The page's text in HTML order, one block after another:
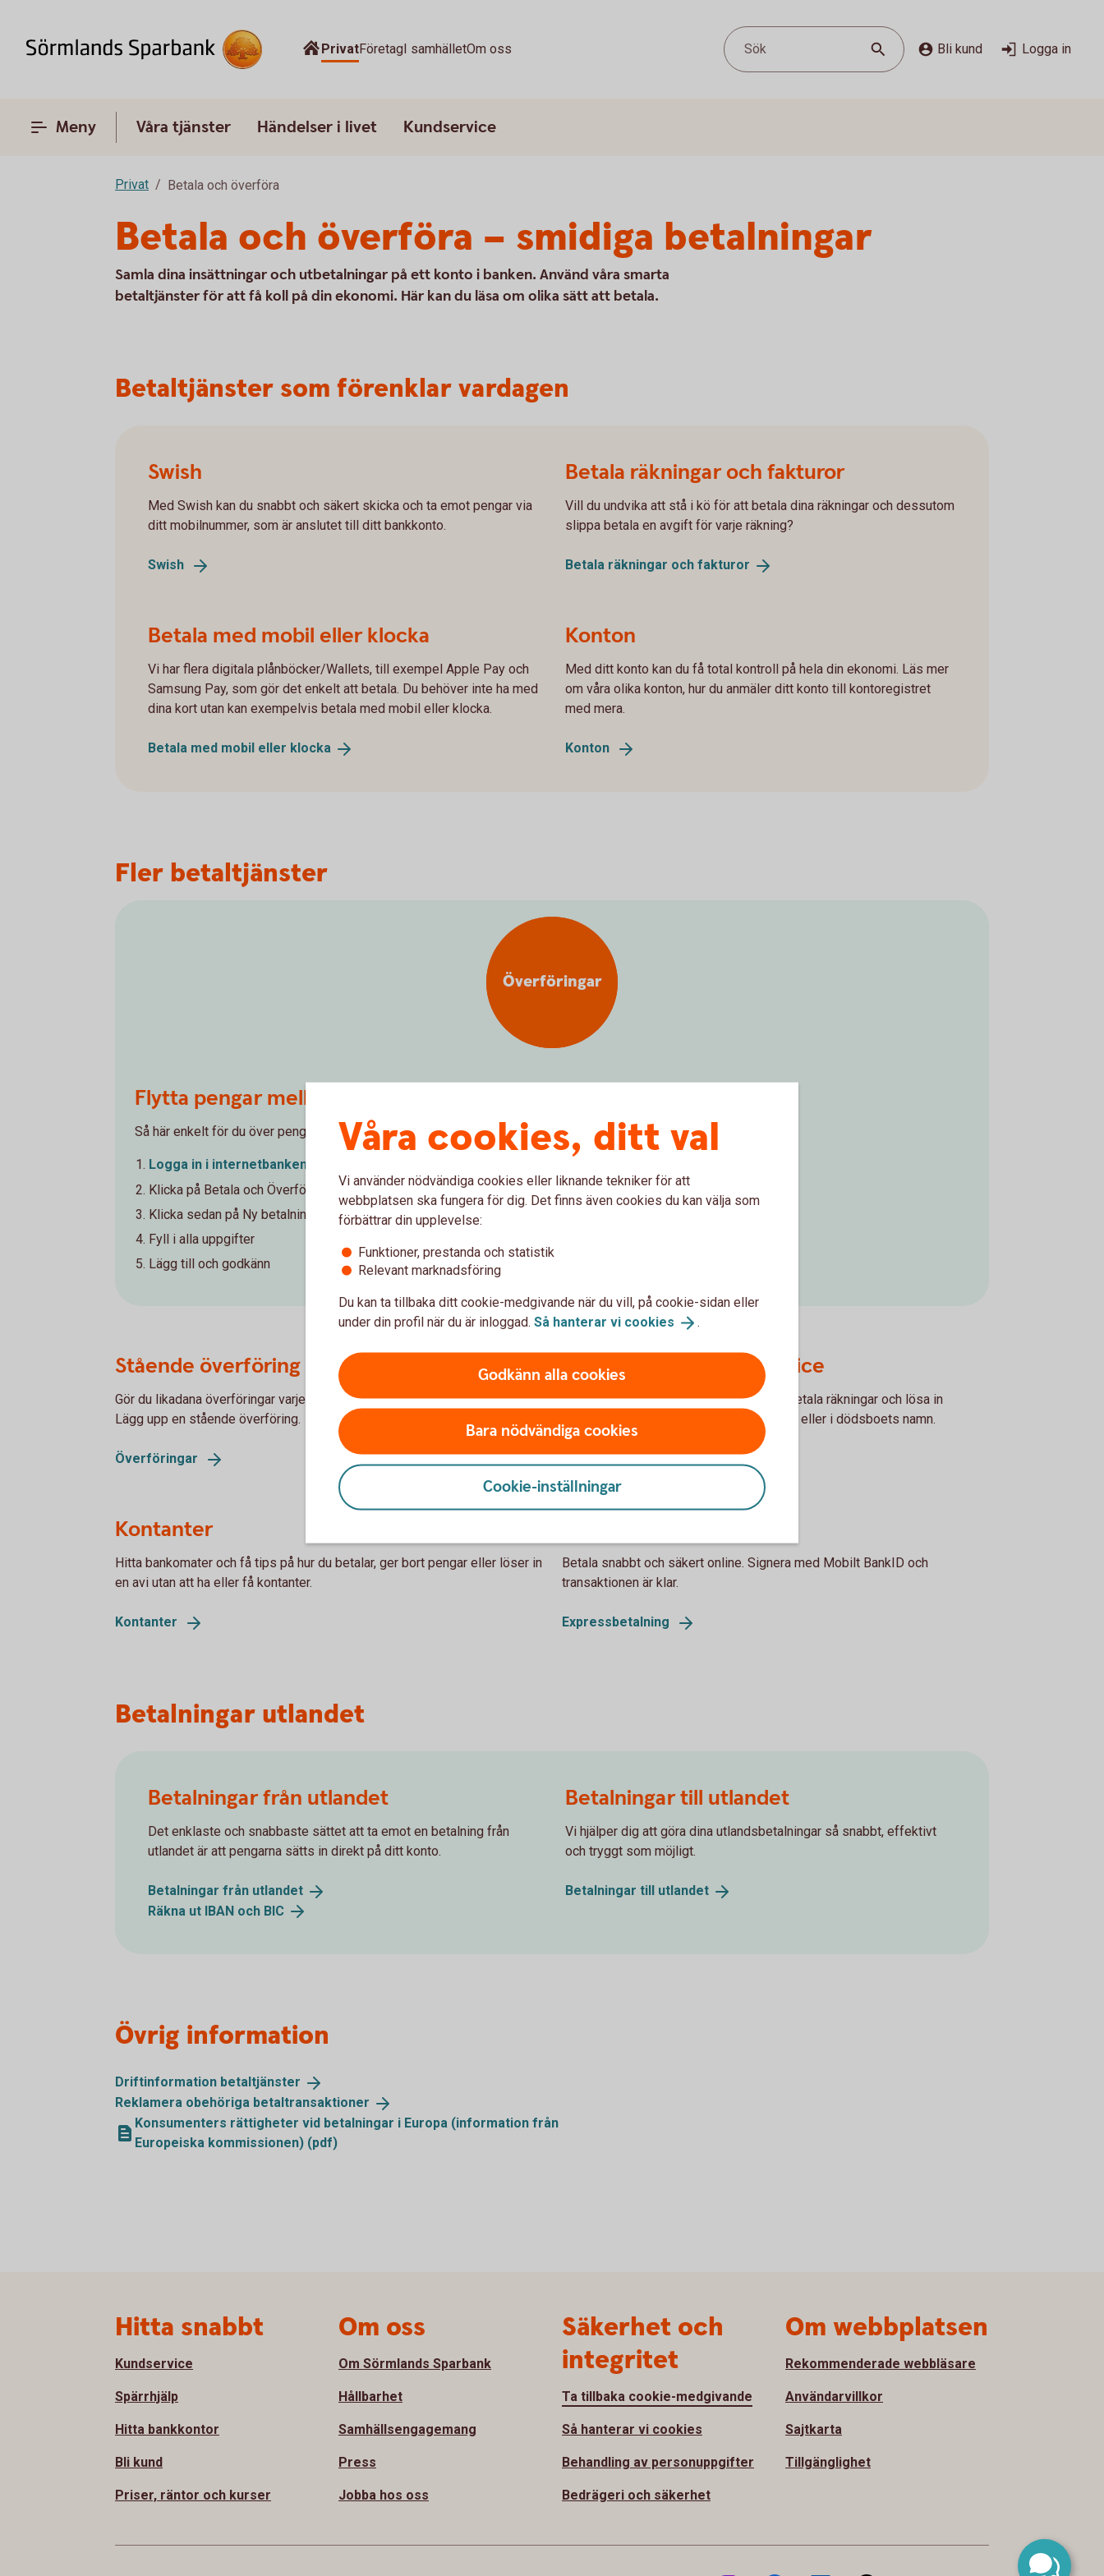
PrivatFöretagI samhälletOm oss Sök Bli kund Logga in
Meny Våra tjänster Händelser i livet Kundservice
Privat Betala och överföra
Betala och överföra – smidiga betalningar
Samla dina insättningar och utbetalningar på ett konto i banken. Använd våra smarta
betaltjänster för att få koll på din ekonomi. Här kan du läsa om olika sätt att betala.
Betaltjänster som förenklar vardagen
Swish
Med Swish kan du snabbt och säkert skicka och ta emot pengar via
ditt mobilnummer, som är anslutet till ditt bankkonto.
Swish
Betala räkningar och fakturor
Vill du undvika att stå i kö för att betala dina räkningar och dessutom
slippa betala en avgift för varje räkning?
Betala räkningar och fakturor
Betala med mobil eller klocka
Vi har flera digitala plånböcker/Wallets, till exempel Apple Pay och
Samsung Pay, som gör det enkelt att betala. Du behöver inte ha med
dina kort utan kan exempelvis betala med mobil eller klocka.
Betala med mobil eller klocka
Konton
Med ditt konto kan du få total kontroll på hela din ekonomi. Läs mer
om våra olika konton, hur du anmäler ditt konto till kontoregistret
med mera.
Konton
Fler betaltjänster
Flytta pengar mellan konton
Så här enkelt för du över pengar mellan dina konton i internetbanken:
Logga in i internetbanken
Klicka på Betala och Överföra i menyvalet
Klicka sedan på Ny betalning/Överföring
Fyll i alla uppgifter
Lägg till och godkänn
Överföringar
Stående överföring
Gör du likadana överföringar varje månad? Vill du börja spara regelbundet?
Lägg upp en stående överföring.
Överföringar
Dödsbo – betalningsservice
Du som är dödsbodelägare får hjälp att betala räkningar och lösa in
utbetalningsavier som står i den avlidnes eller i dödsboets namn.
Dödsbo -betalningsservice
Kontanter
Hitta bankomater och få tips på hur du betalar, ger bort pengar eller löser in
en avi utan att ha eller få kontanter.
Kontanter
Betala snabbt och säkert online. Signera med Mobilt BankID och
transaktionen är klar.
Expressbetalning
Betalningar utlandet
Betalningar från utlandet
Det enklaste och snabbaste sättet att ta emot en betalning från
utlandet är att pengarna sätts in direkt på ditt konto.
Betalningar från utlandet
Räkna ut IBAN och BIC
Betalningar till utlandet
Vi hjälper dig att göra dina utlandsbetalningar så snabbt, effektivt
och tryggt som möjligt.
Betalningar till utlandet
Övrig information
Driftinformation betaltjänster
Reklamera obehöriga betaltransaktioner
Konsumenters rättigheter vid betalningar i Europa (information från
Europeiska kommissionen) (pdf)
Våra cookies, ditt val
Vi använder nödvändiga cookies eller liknande tekniker för att
webbplatsen ska fungera för dig. Det finns även cookies du kan välja som
förbättrar din upplevelse:
Funktioner, prestanda och statistik
Relevant marknadsföring
Du kan ta tillbaka ditt cookie-medgivande när du vill, på cookie-sidan eller
under din profil när du är inloggad. Så hanterar vi cookies .
Godkänn alla cookies
Bara nödvändiga cookies
Cookie-inställningar
Hitta snabbt
Kundservice
Spärrhjälp
Hitta bankkontor
Bli kund
Priser, räntor och kurser
Om oss
Om Sörmlands Sparbank
Hållbarhet
Samhällsengagemang
Press
Jobba hos oss
Säkerhet och
integritet
Ta tillbaka cookie-medgivande
Så hanterar vi cookies
Behandling av personuppgifter
Bedrägeri och säkerhet
Om webbplatsen
Rekommenderade webbläsare
Användarvillkor
Sajtkarta
Tillgänglighet